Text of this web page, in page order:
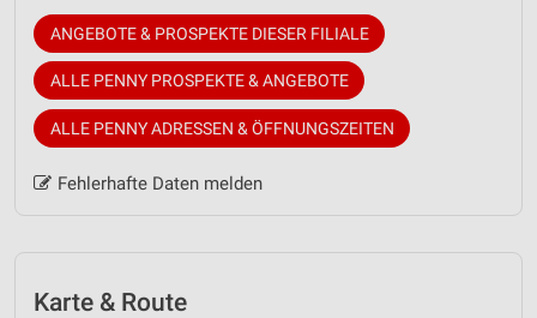
ANGEBOTE & PROSPEKTE DIESER FILIALE
ALLE PENNY PROSPEKTE & ANGEBOTE
ALLE PENNY ADRESSEN & ÖFFNUNGSZEITEN
Fehlerhafte Daten melden
Karte & Route